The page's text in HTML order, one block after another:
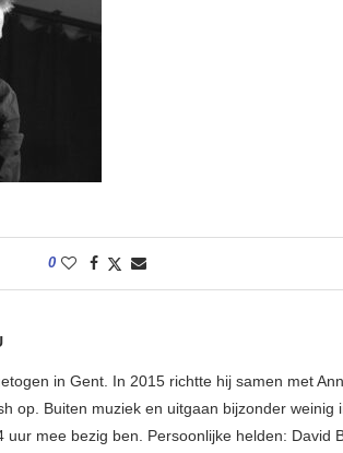
0
in Gent. In 2015 richtte hij samen met
op. Buiten muziek en uitgaan bijzonder weinig
uur mee bezig ben. Persoonlijke helden: David